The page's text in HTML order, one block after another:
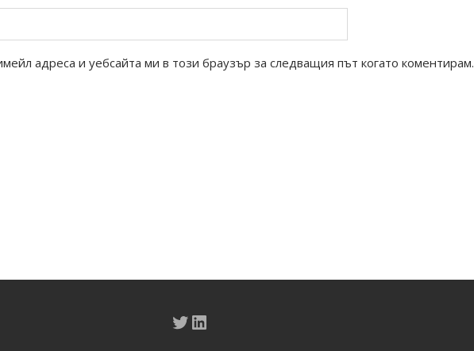
адреса и уебсайта ми в този браузър за следващия път когато коментирам.
Twitter
LinkedIn